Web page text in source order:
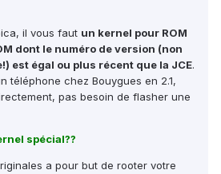
il vous faut un kernel pour ROM
dont le numéro de version (non
est égal ou plus récent que la JCE.
téléphone chez Bouygues en 2.1,
pas besoin de flasher une
spécial??
a pour but de rooter votre